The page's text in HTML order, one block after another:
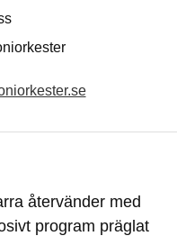
återvänder med
program präglat